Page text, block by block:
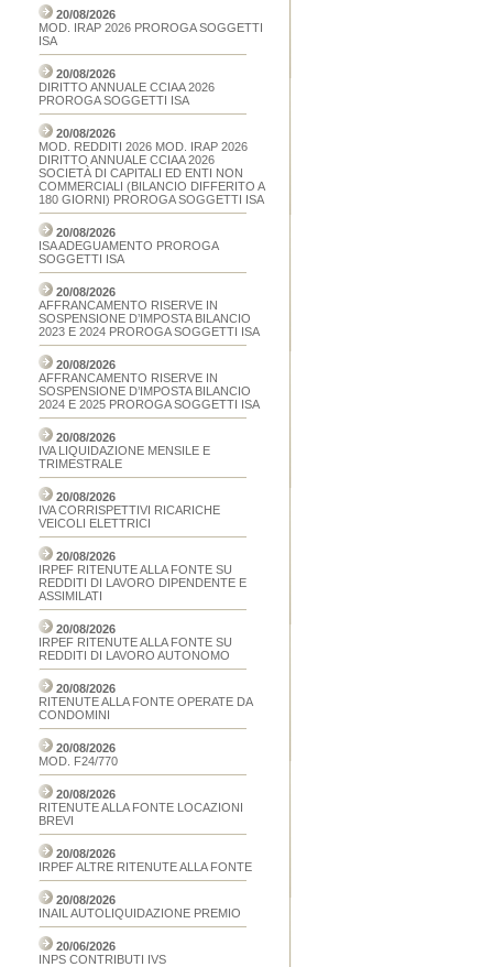
20/08/2026
MOD. IRAP 2026 PROROGA SOGGETTI
ISA
20/08/2026
DIRITTO ANNUALE CCIAA 2026
PROROGA SOGGETTI ISA
20/08/2026
MOD. REDDITI 2026 MOD. IRAP 2026
DIRITTO ANNUALE CCIAA 2026
SOCIETÀ DI CAPITALI ED ENTI NON
COMMERCIALI (BILANCIO DIFFERITO A
180 GIORNI) PROROGA SOGGETTI ISA
20/08/2026
ISA ADEGUAMENTO PROROGA
SOGGETTI ISA
20/08/2026
AFFRANCAMENTO RISERVE IN
SOSPENSIONE D’IMPOSTA BILANCIO
2023 E 2024 PROROGA SOGGETTI ISA
20/08/2026
AFFRANCAMENTO RISERVE IN
SOSPENSIONE D’IMPOSTA BILANCIO
2024 E 2025 PROROGA SOGGETTI ISA
20/08/2026
IVA LIQUIDAZIONE MENSILE E
TRIMESTRALE
20/08/2026
IVA CORRISPETTIVI RICARICHE
VEICOLI ELETTRICI
20/08/2026
IRPEF RITENUTE ALLA FONTE SU
REDDITI DI LAVORO DIPENDENTE E
ASSIMILATI
20/08/2026
IRPEF RITENUTE ALLA FONTE SU
REDDITI DI LAVORO AUTONOMO
20/08/2026
RITENUTE ALLA FONTE OPERATE DA
CONDOMINI
20/08/2026
MOD. F24/770
20/08/2026
RITENUTE ALLA FONTE LOCAZIONI
BREVI
20/08/2026
IRPEF ALTRE RITENUTE ALLA FONTE
20/08/2026
INAIL AUTOLIQUIDAZIONE PREMIO
20/06/2026
INPS CONTRIBUTI IVS